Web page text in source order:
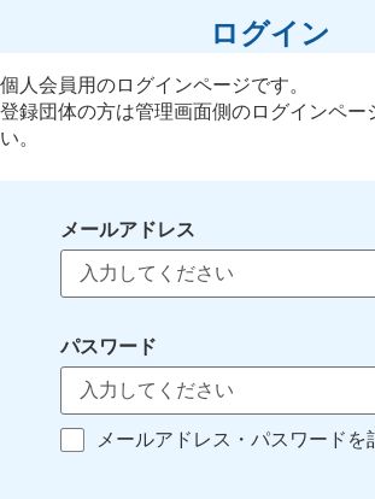
ログイン
個人会員用のログインページです。
登録団体の方は管理画面側のログインペー
い。
メールアドレス
パスワード
メールアドレス・パスワードを